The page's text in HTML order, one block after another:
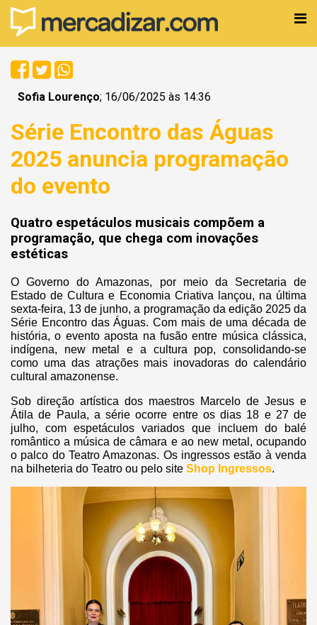
Sofia Lourenço; 16/06/2025 às 14:36
Série Encontro das Águas
2025 anuncia programação
do evento
Quatro espetáculos musicais compõem a
programação, que chega com inovações
estéticas
O Governo do Amazonas, por meio da Secretaria de
Estado de Cultura e Economia Criativa lançou, na última
sexta-feira, 13 de junho, a programação da edição 2025 da
Série Encontro das Águas. Com mais de uma década de
história, o evento aposta na fusão entre música clássica,
indígena, new metal e a cultura pop, consolidando-se
como uma das atrações mais inovadoras do calendário
cultural amazonense.
Sob direção artística dos maestros Marcelo de Jesus e
Átila de Paula, a série ocorre entre os dias 18 e 27 de
julho, com espetáculos variados que incluem do balé
romântico a música de câmara e ao new metal, ocupando
o palco do Teatro Amazonas. Os ingressos estão à venda
na bilheteria do Teatro ou pelo site Shop Ingressos.